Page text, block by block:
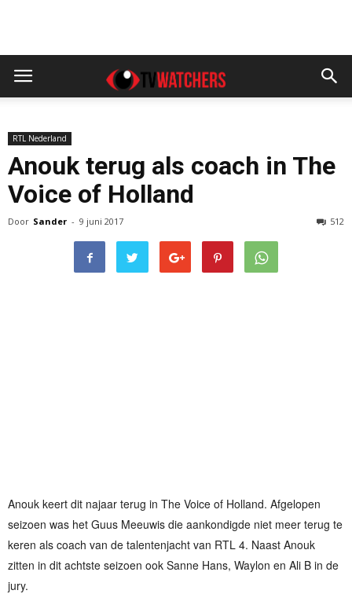
RTL Nederland
Anouk terug als coach in The
Voice of Holland
Door Sander - 9 juni 2017 512
Anouk keert dit najaar terug in The Voice of Holland. Afgelopen
seizoen was het Guus Meeuwis die aankondigde niet meer terug te
keren als coach van de talentenjacht van RTL 4. Naast Anouk
zitten in dit achtste seizoen ook Sanne Hans, Waylon en Ali B in de
jury.